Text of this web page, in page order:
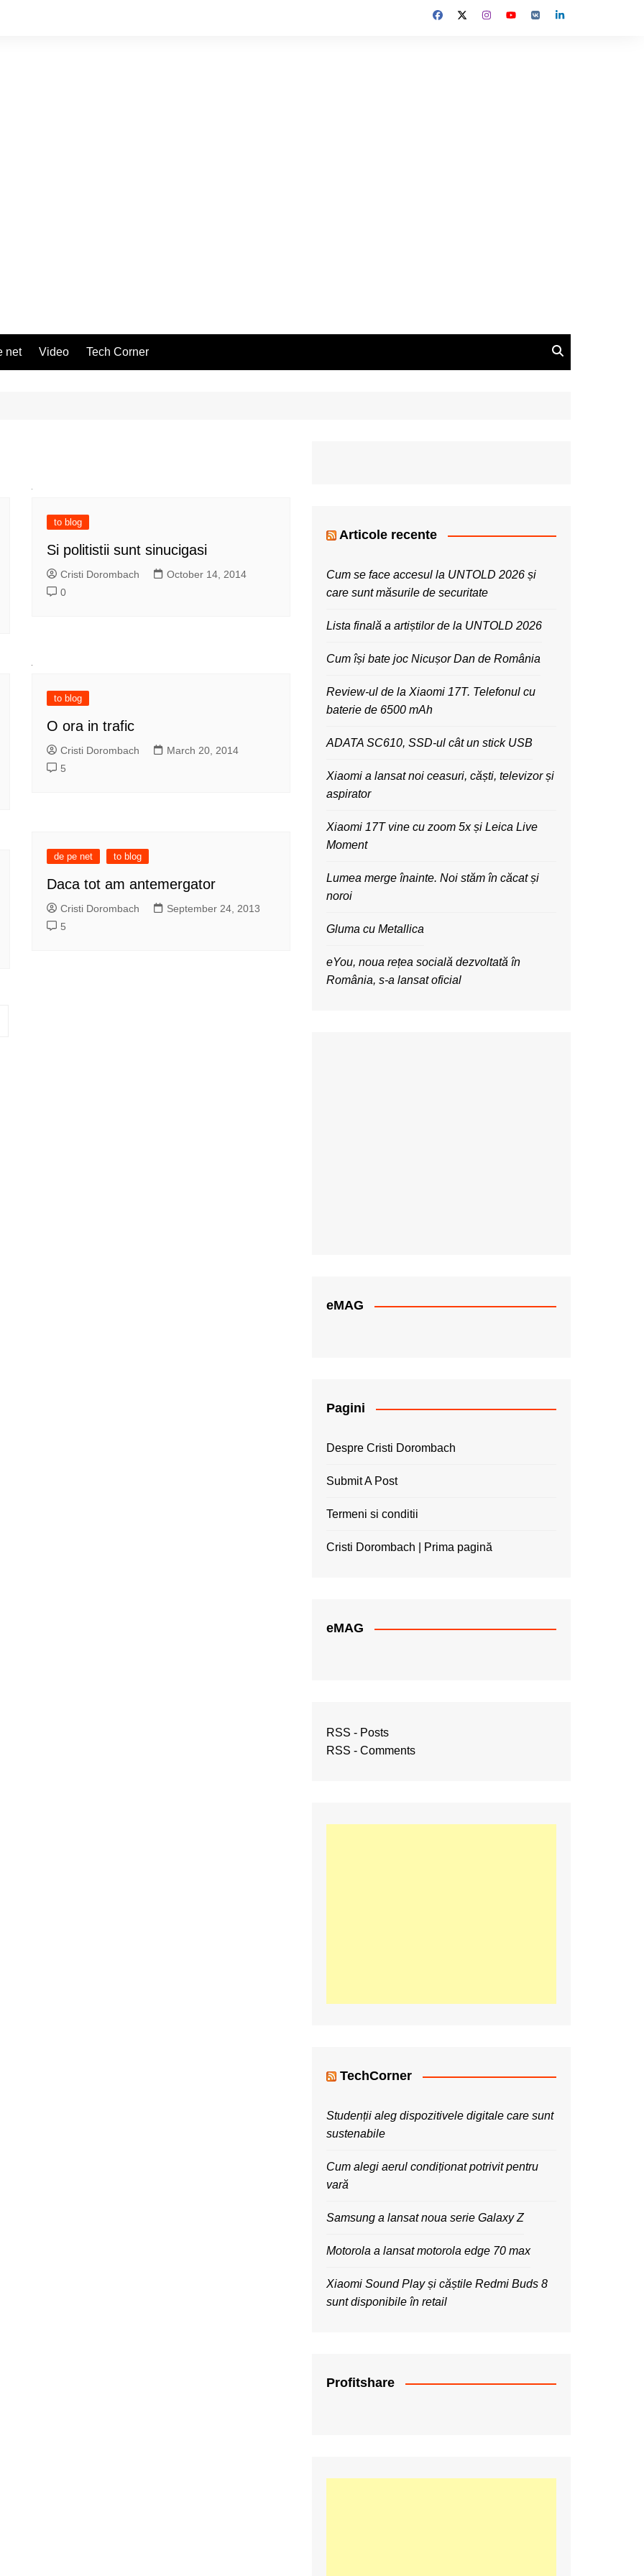
net Video Tech Corner
to blog
Si politistii sunt sinucigasi
Cristi Dorombach
October 14, 2014
0
to blog
O ora in trafic
Cristi Dorombach
March 20, 2014
5
de pe net to blog
Daca tot am antemergator
Cristi Dorombach
September 24, 2013
5
Articole recente
Cum se face accesul la UNTOLD 2026 și
care sunt măsurile de securitate
Lista finală a artiștilor de la UNTOLD 2026
Cum își bate joc Nicușor Dan de România
Review-ul de la Xiaomi 17T. Telefonul cu
baterie de 6500 mAh
ADATA SC610, SSD-ul cât un stick USB
Xiaomi a lansat noi ceasuri, căști, televizor și
aspirator
Xiaomi 17T vine cu zoom 5x și Leica Live
Moment
Lumea merge înainte. Noi stăm în căcat și
noroi
Gluma cu Metallica
eYou, noua rețea socială dezvoltată în
România, s-a lansat oficial
eMAG
Pagini
Despre Cristi Dorombach
Submit A Post
Termeni si conditii
Cristi Dorombach | Prima pagină
eMAG
RSS - Posts
RSS - Comments
TechCorner
Studenții aleg dispozitivele digitale care sunt
sustenabile
Cum alegi aerul condiționat potrivit pentru
vară
Samsung a lansat noua serie Galaxy Z
Motorola a lansat motorola edge 70 max
Xiaomi Sound Play și căștile Redmi Buds 8
sunt disponibile în retail
Profitshare